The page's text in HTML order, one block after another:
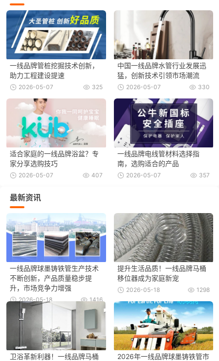
一线品牌管桩挖掘技术创新，
助力工程建设提速
325
2026-05-07
中国一线品牌水管行业发展迅
猛，创新技术引领市场潮流
330
2026-05-07
适合家庭的一线品牌浴盆？专
家分享选购技巧
407
2026-05-07
一线品牌电线管材料选择指
南，选购适合的产品
357
2026-05-07
最新资讯
一线品牌球墨铸铁管生产技术
不断创新，产品质量稳步提
升，市场竞争力增强
1416
2026-05-18
提升生活品质！一线品牌马桶
移位器成为家庭新宠
1298
2026-05-18
卫浴革新利器！一线品牌马桶
2026年一线品牌球墨铸铁管市